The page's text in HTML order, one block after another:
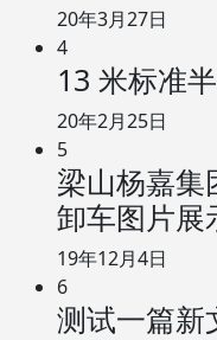
20年3月27日
4
13 米标准
20年2月25日
5
梁山杨嘉集
卸车图片展
19年12月4日
6
测试一篇新